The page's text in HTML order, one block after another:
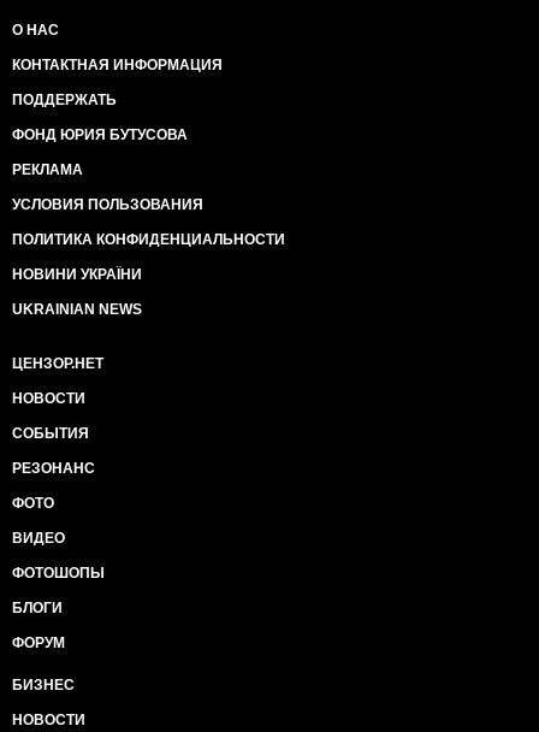
О НАС
КОНТАКТНАЯ ИНФОРМАЦИЯ
ПОДДЕРЖАТЬ
ФОНД ЮРИЯ БУТУСОВА
РЕКЛАМА
УСЛОВИЯ ПОЛЬЗОВАНИЯ
ПОЛИТИКА КОНФИДЕНЦИАЛЬНОСТИ
НОВИНИ УКРАЇНИ
UKRAINIAN NEWS
ЦЕНЗОР.НЕТ
НОВОСТИ
СОБЫТИЯ
РЕЗОНАНС
ФОТО
ВИДЕО
ФОТОШОПЫ
БЛОГИ
ФОРУМ
БИЗНЕС
НОВОСТИ